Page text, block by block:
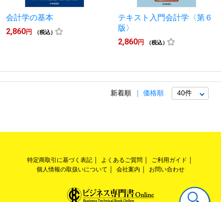
会計学の基本
2,860円 （税込）
テキスト入門会計学〈第６
版〉
2,860円 （税込）
新着順 価格順
特定商取引に基づく表記 よくあるご質問
ご利用ガイド
個人情報の取扱いについて
会社案内 お問い合わせ